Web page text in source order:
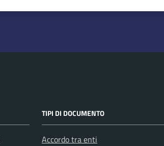
TIPI DI DOCUMENTO
Accordo tra enti